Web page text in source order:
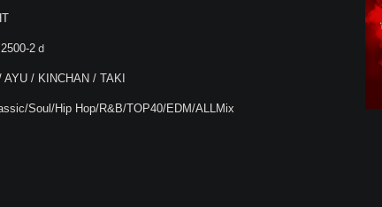
2ｄ
/ KINCHAN / TAKI
Soul/Hip Hop/R&B/TOP40/EDM/ALLMix